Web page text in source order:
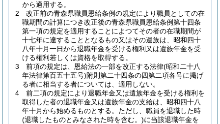
から適用する。
2
改正前の青森県職員恩給条例の規定により職員としての在
職期間の計算につき改正後の青森県職員恩給条例第十四条
第一項の規定を適用することによつてその者の在職期間が
十七年に達することとなるもの又はその遺族は、昭和四十
八年十月一日から退職年金を受ける権利又は遺族年金を受
ける権利若しくは資格を取得する。
3
前項の規定は、恩給法の一部を改正する法律(昭和二十八
年法律第百五十五号)附則第二十四条の四第二項各号に掲げ
る者に相当する者については、適用しない。
4
前二項の規定により退職年金又は遺族年金を受ける権利を
取得した者の退職年金又は遺族年金の支給は、昭和四十八
年十月から始めるものとする。 ただし、職員を退職した時
(退職したものとみなされた時を含む。)に当該退職年金を